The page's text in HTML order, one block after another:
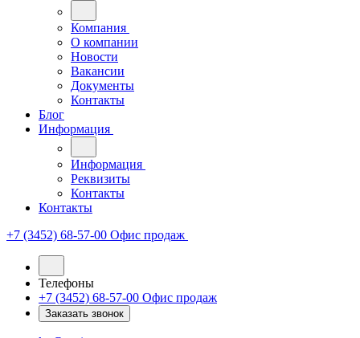
Компания
О компании
Новости
Вакансии
Документы
Контакты
Блог
Информация
Информация
Реквизиты
Контакты
Контакты
+7 (3452) 68-57-00 Офис продаж
Телефоны
+7 (3452) 68-57-00 Офис продаж
Заказать звонок